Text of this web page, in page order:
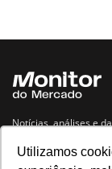
Utilizamos
Notícias, análises e
Navegue no site